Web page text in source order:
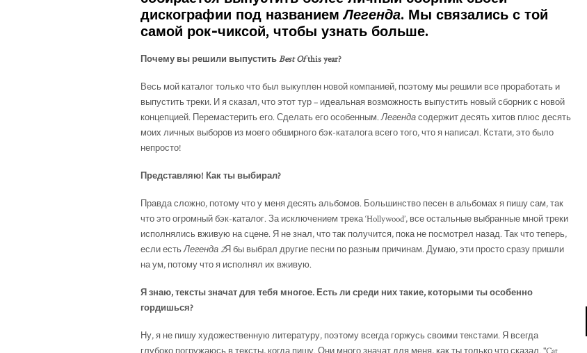
дискографии под названиемЛегенда. Мы связались с той
самой рок-чиксой, чтобы узнать больше.
Почему вы решили выпуститьBest Ofthis year?
Весь мой каталог только что был выкуплен новой компанией, поэтому мы решили все проработать и
выпустить треки. И я сказал, что этот тур – идеальная возможность выпустить новый сборник с новой
концепцией. Перемастерить его. Сделать его особенным.Легендасодержит десять хитов плюс десять
моих личных выборов из моего обширного бэк-каталога всего того, что я написал. Кстати, это было
непросто!
Представляю! Как ты выбирал?
Правда сложно, потому что у меня десять альбомов. Большинство песен в альбомах я пишу сам, так
что это огромный бэк-каталог. За исключением трека ‘Hollywood’, все остальные выбранные мной треки
исполнялись вживую на сцене. Я не знал, что так получится, пока не посмотрел назад. Так что теперь,
если естьЛегенда 2Я бы выбрал другие песни по разным причинам. Думаю, эти просто сразу пришли
на ум, потому что я исполнял их вживую.
Я знаю, тексты значат для тебя многое. Есть ли среди них такие, которыми ты особенно
гордишься?
Ну, я не пишу художественную литературу, поэтому всегда горжусь своими текстами. Я всегда